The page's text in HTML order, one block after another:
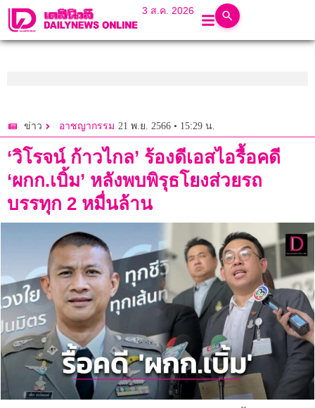
3 ส.ค. 2026
ข่าว อาชญากรรม 21 พ.ย. 2566 • 15:29 น.
‘วิโรจน์ ก้าวไกล’ ร้องดีเอสไอรื้อคดี
‘ผกก.เบิ้ม’ หลังพบพิรุธโยงส่วยรถ
บรรทุก 2 หมื่นล้าน